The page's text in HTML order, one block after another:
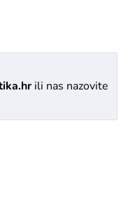
ili nas nazovite